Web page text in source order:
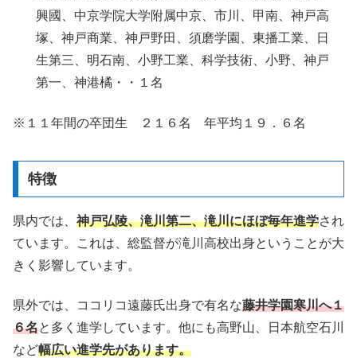
興國、中京学院大学附属中京、市川、甲南、神戸高
塚、神戸商業、神戸野田、須磨学園、東播工業、日
生第三、明石南、小野工業、科学技術、小野、神戸
第一、神港橘・・ １名
※１１年間の卒団生 ２１６名 年平均１９．６名
特徴
県内では、 神戸弘陵、滝川第二、滝川にほぼ毎年進学され
ています。これは、総監督が滝川高校出身ということが大
きく影響しています。
県外では、ココリコ遠藤氏出身で有名な藤井学園寒川へ１
６名と多く進学しています。他にも高野山、日本航空石川
など幅広い進学先があります。